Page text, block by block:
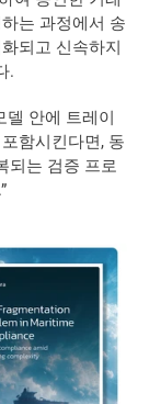
는 과정에서 송
되고 신속하지
.
안에 트레이
함시킨다면, 동
되는 검증 프로